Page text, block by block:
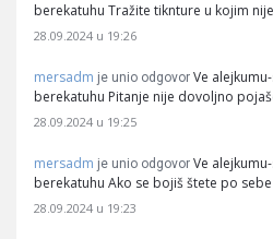
berekatuhu Tražite tiknture u kojim
28.09.2024 u 19:26
mersadm je unio odgovor Ve
berekatuhu Pitanje nije dovoljno
28.09.2024 u 19:25
mersadm je unio odgovor Ve
berekatuhu Ako se bojiš štete po
28.09.2024 u 19:23